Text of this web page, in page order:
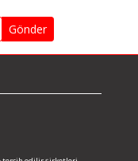
Gönder